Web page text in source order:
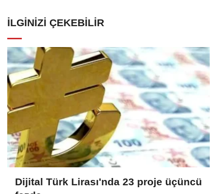
İLGINIZI ÇEKEBILIR
Dijital Türk Lirası'nda 23 proje üçüncü